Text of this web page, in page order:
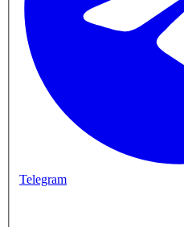
Telegram